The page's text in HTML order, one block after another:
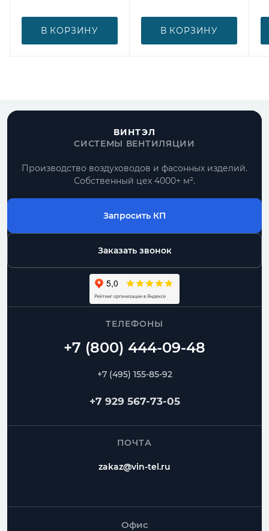
В КОРЗИНУ В КОРЗИНУ
ВИНТЭЛ
СИСТЕМЫ ВЕНТИЛЯЦИИ
Производство воздуховодов и фасонных изделий.
Собственный цех 4000+ м².
Запросить КП
Заказать звонок
ТЕЛЕФОНЫ
+7 (495) 155-85-92
+7 929 567-73-05
ПОЧТА
zakaz@vin-tel.ru
Офис